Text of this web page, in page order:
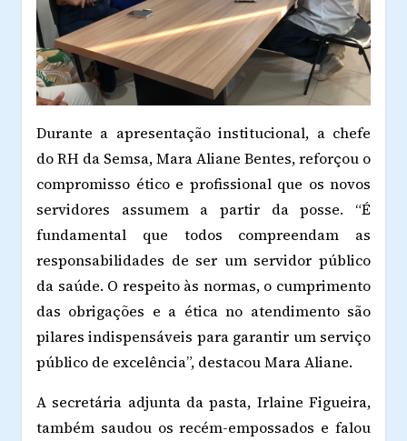
Durante a apresentação institucional, a chefe
do RH da Semsa, Mara Aliane Bentes, reforçou o
compromisso ético e profissional que os novos
servidores assumem a partir da posse. “É
fundamental que todos compreendam as
responsabilidades de ser um servidor público
da saúde. O respeito às normas, o cumprimento
das obrigações e a ética no atendimento são
pilares indispensáveis para garantir um serviço
público de excelência”, destacou Mara Aliane.
A secretária adjunta da pasta, Irlaine Figueira,
também saudou os recém-empossados e falou